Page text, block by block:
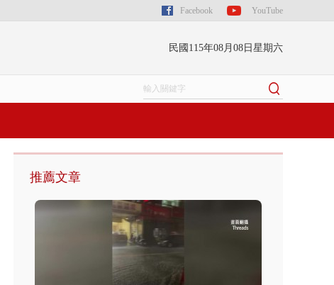
Facebook YouTube
民國115年08月08日星期六
推薦文章